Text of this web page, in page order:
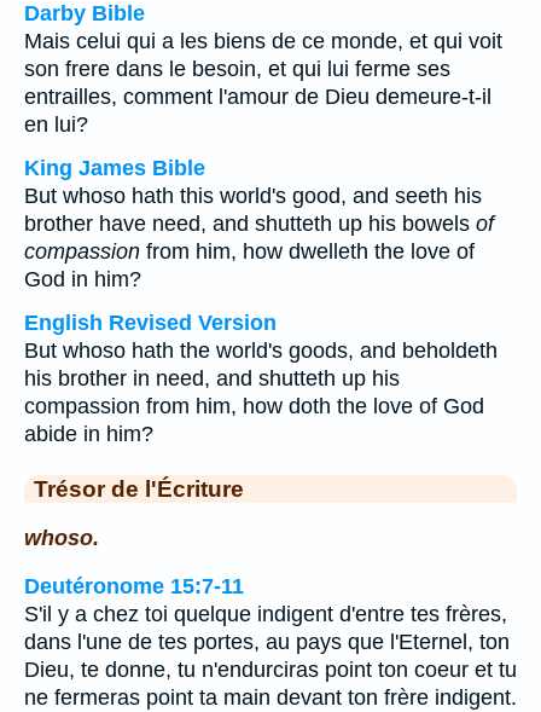
Darby Bible
Mais celui qui a les biens de ce monde, et qui voit
son frere dans le besoin, et qui lui ferme ses
entrailles, comment l'amour de Dieu demeure-t-il
en lui?
King James Bible
But whoso hath this world's good, and seeth his
brother have need, and shutteth up his bowels of
compassion from him, how dwelleth the love of
God in him?
English Revised Version
But whoso hath the world's goods, and beholdeth
his brother in need, and shutteth up his
compassion from him, how doth the love of God
abide in him?
Trésor de l'Écriture
whoso.
Deutéronome 15:7-11
S'il y a chez toi quelque indigent d'entre tes frères,
dans l'une de tes portes, au pays que l'Eternel, ton
Dieu, te donne, tu n'endurciras point ton coeur et tu
ne fermeras point ta main devant ton frère indigent.